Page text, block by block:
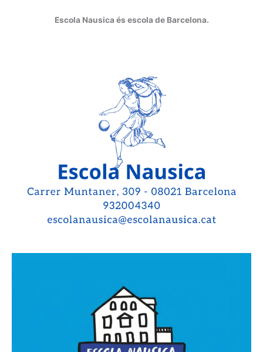
Escola Nausica és escola de Barcelona.